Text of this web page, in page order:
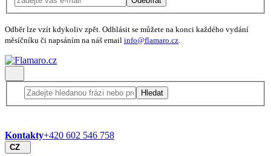
Odběr lze vzít kdykoliv zpět. Odhlásit se můžete na konci každého vydání
měsíčníku či napsáním na náš email info@flamaro.cz.
Hledat
Kontakty+420 602 546 758
CZ